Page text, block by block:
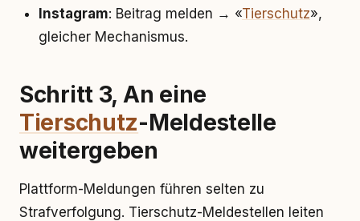
Instagram: Beitrag melden → «Tierschutz»,
gleicher Mechanismus.
Schritt 3, An eine
Tierschutz-Meldestelle
weitergeben
Plattform-Meldungen führen selten zu
Strafverfolgung. Tierschutz-Meldestellen leiten